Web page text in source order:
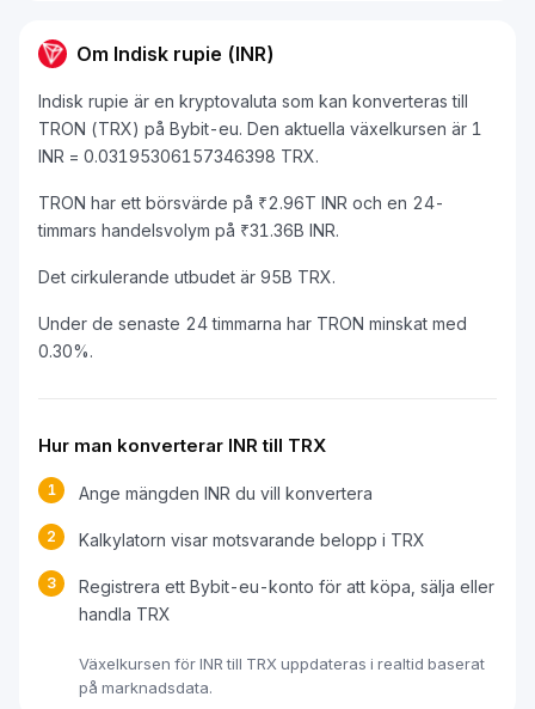
Om Indisk rupie (INR)
Indisk rupie är en kryptovaluta som kan konverteras till
TRON (TRX) på Bybit-eu. Den aktuella växelkursen är 1
INR = 0.03195306157346398 TRX.
TRON har ett börsvärde på ₹2.96T INR och en 24-
timmars handelsvolym på ₹31.36B INR.
Det cirkulerande utbudet är 95B TRX.
Under de senaste 24 timmarna har TRON minskat med
0.30%.
Hur man konverterar INR till TRX
1 Ange mängden INR du vill konvertera
2 Kalkylatorn visar motsvarande belopp i TRX
3
Registrera ett Bybit-eu-konto för att köpa, sälja eller
handla TRX
Växelkursen för INR till TRX uppdateras i realtid baserat
på marknadsdata.